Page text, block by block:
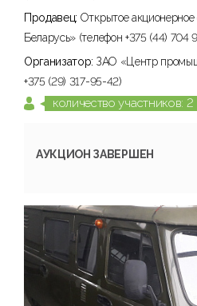
Продавец: Открытое
Беларусь» (телефон +375 (44) 704
Организатор: ЗАО «Центр
+375 (29) 317-95-42)
количество участников: 2
АУКЦИОН ЗАВЕРШЕН